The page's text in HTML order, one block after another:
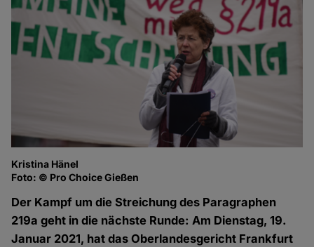
Kristina Hänel
Foto: © Pro Choice Gießen
Der Kampf um die Streichung des Paragraphen
219a geht in die nächste Runde: Am Dienstag, 19.
Januar 2021, hat das Oberlandesgericht Frankfurt